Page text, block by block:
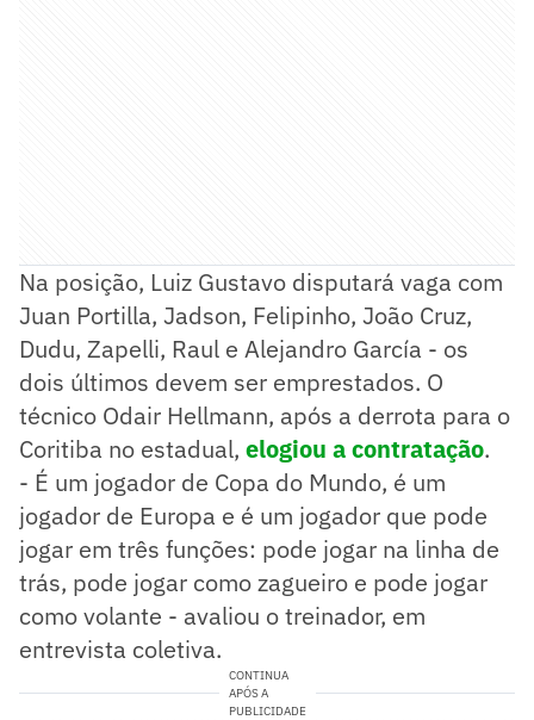
Na posição, Luiz Gustavo disputará vaga com
Juan Portilla, Jadson, Felipinho, João Cruz,
Dudu, Zapelli, Raul e Alejandro García - os
dois últimos devem ser emprestados. O
técnico Odair Hellmann, após a derrota para o
Coritiba no estadual, elogiou a contratação.
- É um jogador de Copa do Mundo, é um
jogador de Europa e é um jogador que pode
jogar em três funções: pode jogar na linha de
trás, pode jogar como zagueiro e pode jogar
como volante - avaliou o treinador, em
entrevista coletiva.
CONTINUA
APÓS A
PUBLICIDADE